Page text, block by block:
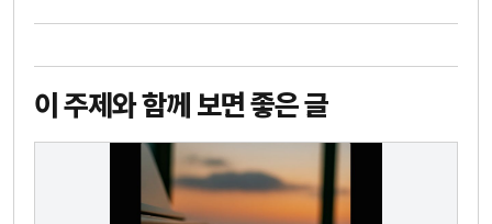
이 주제와 함께 보면 좋은 글